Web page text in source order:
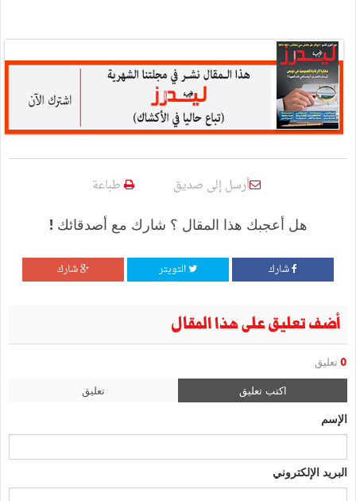
أرسل إلى صديق طباعة
هل أعجبك هذا المقال ؟ شارك مع أصدقائك !
شارك التويتر شارك
أضف تعليق على هذا المقال
0 تعليق
اكتب تعليق تعليق
الإسم
البريد الإلكتروني